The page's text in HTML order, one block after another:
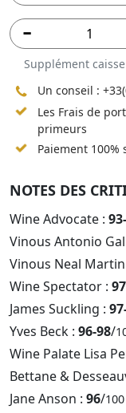
Supplément
Un conseil :
Les Frais de
primeurs
Paiement 100%
NOTES DES
Wine Advocate :
Vinous Antonio
Vinous Neal
Wine Spectator :
James Suckling :
Yves Beck : 96-98/
Wine Palate Lisa
Bettane &
Jane Anson : 96/100